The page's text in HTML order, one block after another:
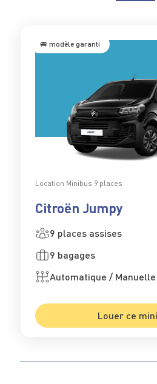
🚐 modèle garanti
Location Minibus 9 places
Citroën Jumpy
9 places assises
9 bagages
Automatique / Manuelle
Louer ce